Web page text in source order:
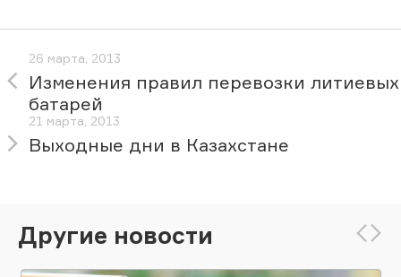
26 марта, 2013
Изменения правил перевозки литиевых
батарей
21 марта, 2013
Выходные дни в Казахстане
Другие новости